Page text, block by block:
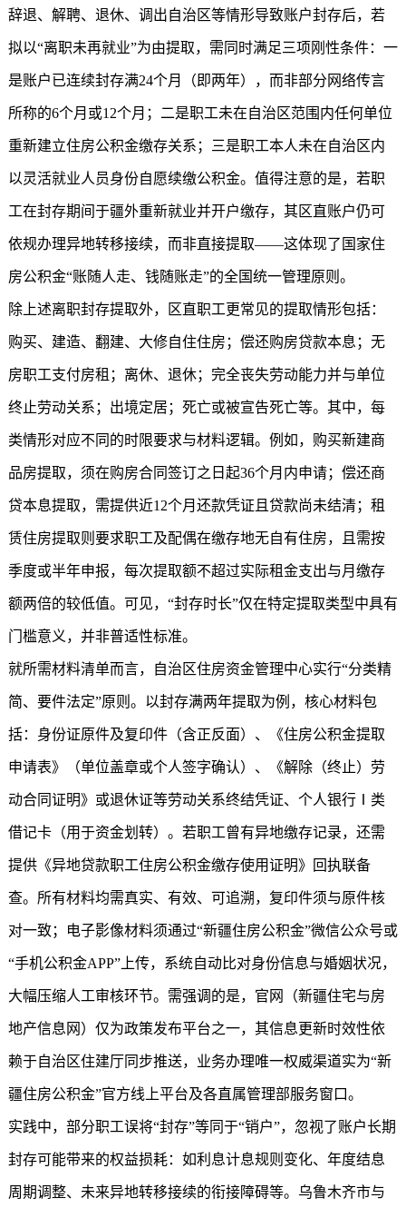
辞退、解聘、退休、调出自治区等情形导致账户封存后，若
拟以“离职未再就业”为由提取，需同时满足三项刚性条件：一
是账户已连续封存满24个月（即两年），而非部分网络传言
所称的6个月或12个月；二是职工未在自治区范围内任何单位
重新建立住房公积金缴存关系；三是职工本人未在自治区内
以灵活就业人员身份自愿续缴公积金。值得注意的是，若职
工在封存期间于疆外重新就业并开户缴存，其区直账户仍可
依规办理异地转移接续，而非直接提取——这体现了国家住
房公积金“账随人走、钱随账走”的全国统一管理原则。
除上述离职封存提取外，区直职工更常见的提取情形包括：
购买、建造、翻建、大修自住住房；偿还购房贷款本息；无
房职工支付房租；离休、退休；完全丧失劳动能力并与单位
终止劳动关系；出境定居；死亡或被宣告死亡等。其中，每
类情形对应不同的时限要求与材料逻辑。例如，购买新建商
品房提取，须在购房合同签订之日起36个月内申请；偿还商
贷本息提取，需提供近12个月还款凭证且贷款尚未结清；租
赁住房提取则要求职工及配偶在缴存地无自有住房，且需按
季度或半年申报，每次提取额不超过实际租金支出与月缴存
额两倍的较低值。可见，“封存时长”仅在特定提取类型中具有
门槛意义，并非普适性标准。
就所需材料清单而言，自治区住房资金管理中心实行“分类精
简、要件法定”原则。以封存满两年提取为例，核心材料包
括：身份证原件及复印件（含正反面）、《住房公积金提取
申请表》（单位盖章或个人签字确认）、《解除（终止）劳
动合同证明》或退休证等劳动关系终结凭证、个人银行Ⅰ类
借记卡（用于资金划转）。若职工曾有异地缴存记录，还需
提供《异地贷款职工住房公积金缴存使用证明》回执联备
查。所有材料均需真实、有效、可追溯，复印件须与原件核
对一致；电子影像材料须通过“新疆住房公积金”微信公众号或
“手机公积金APP”上传，系统自动比对身份信息与婚姻状况，
大幅压缩人工审核环节。需强调的是，官网（新疆住宅与房
地产信息网）仅为政策发布平台之一，其信息更新时效性依
赖于自治区住建厅同步推送，业务办理唯一权威渠道实为“新
疆住房公积金”官方线上平台及各直属管理部服务窗口。
实践中，部分职工误将“封存”等同于“销户”，忽视了账户长期
封存可能带来的权益损耗：如利息计息规则变化、年度结息
周期调整、未来异地转移接续的衔接障碍等。乌鲁木齐市与